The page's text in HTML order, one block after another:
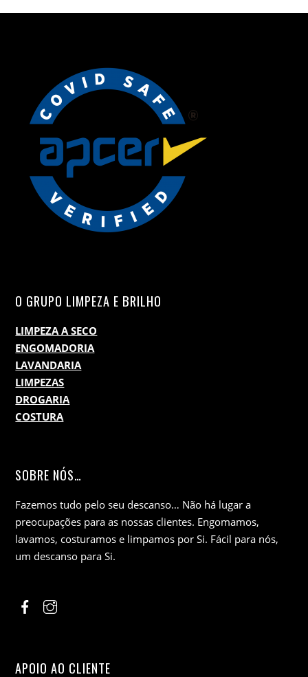
O GRUPO LIMPEZA E BRILHO
LIMPEZA A SECO
ENGOMADORIA
LAVANDARIA
LIMPEZAS
DROGARIA
COSTURA
SOBRE NÓS…
Fazemos tudo pelo seu descanso… Não há lugar a
preocupações para as nossas clientes. Engomamos,
lavamos, costuramos e limpamos por Si. Fácil para nós,
um descanso para Si.
APOIO AO CLIENTE